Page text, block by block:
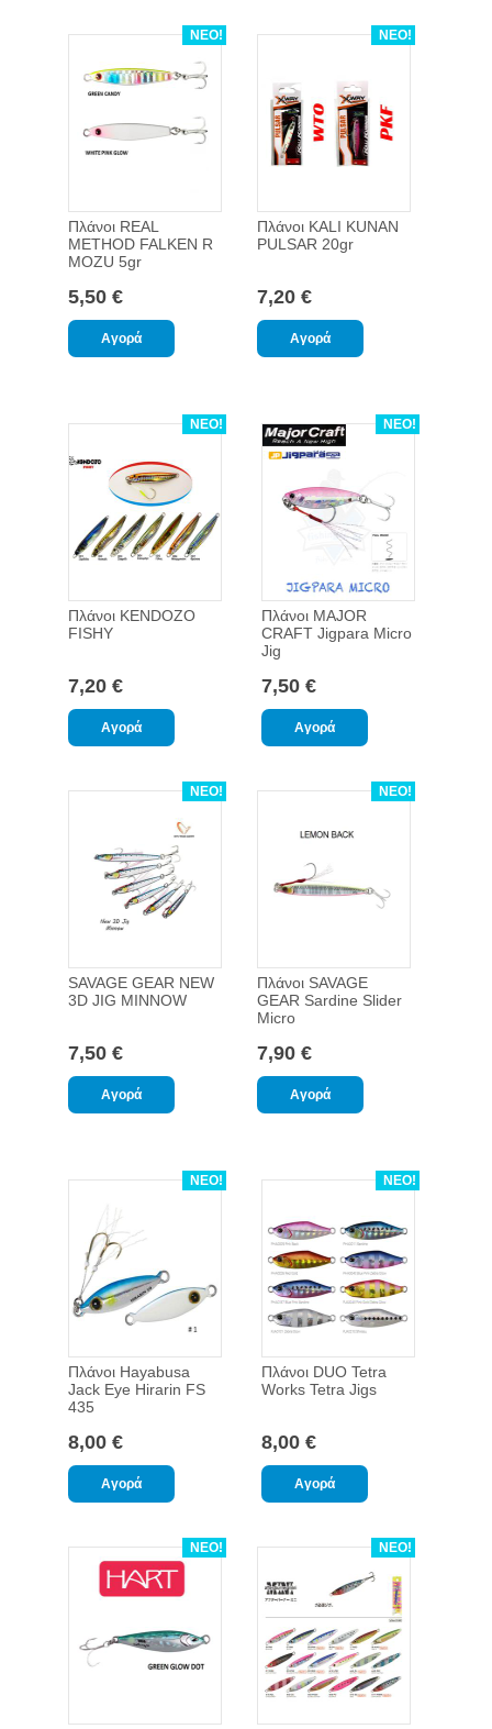
ΝΕΟ!
5,50 €
Πλάνοι REAL
METHOD FALKEN R
MOZU 5gr
ΝΕΟ!
7,20 €
Πλάνοι KALI KUNAN
PULSAR 20gr
ΝΕΟ!
7,20 €
Πλάνοι KENDOZO
FISHY
ΝΕΟ!
7,50 €
Πλάνοι MAJOR
CRAFT Jigpara Micro
Jig
ΝΕΟ!
7,50 €
SAVAGE GEAR NEW
3D JIG MINNOW
ΝΕΟ!
7,90 €
Πλάνοι SAVAGE
GEAR Sardine Slider
Micro
ΝΕΟ!
8,00 €
Πλάνοι Hayabusa
Jack Eye Hirarin FS
435
ΝΕΟ!
8,00 €
Πλάνοι DUO Tetra
Works Tetra Jigs
ΝΕΟ! ΝΕΟ!